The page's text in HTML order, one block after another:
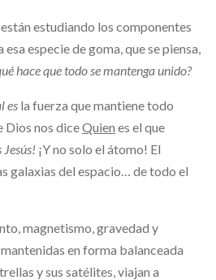
estudiando los componentes
especie de goma, que se piensa,
hace que todo se mantenga unido?
esla fuerza que mantiene todo
Dios nos diceQuien es el que
Jesús! ¡Y no solo el átomo! El
galaxias del espacio… de todo el
magnetismo, gravedad y
en forma balanceada
y sus satélites, viajan a